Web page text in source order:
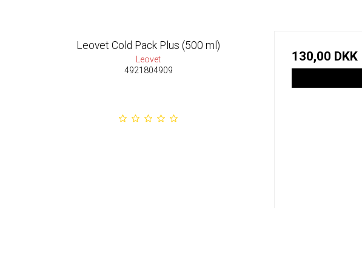
Leovet Cold Pack Plus (500 ml)
Leovet
4921804909
130,00 DKK